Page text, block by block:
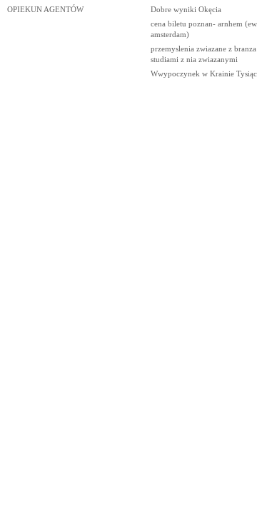
OPIEKUN AGENTÓW
Dobre wyniki Okęcia
cena biletu poznan- arnhem (ew.
amsterdam)
przemyslenia zwiazane z
studiami z nia zwiazanymi
Wwypoczynek w Krainie